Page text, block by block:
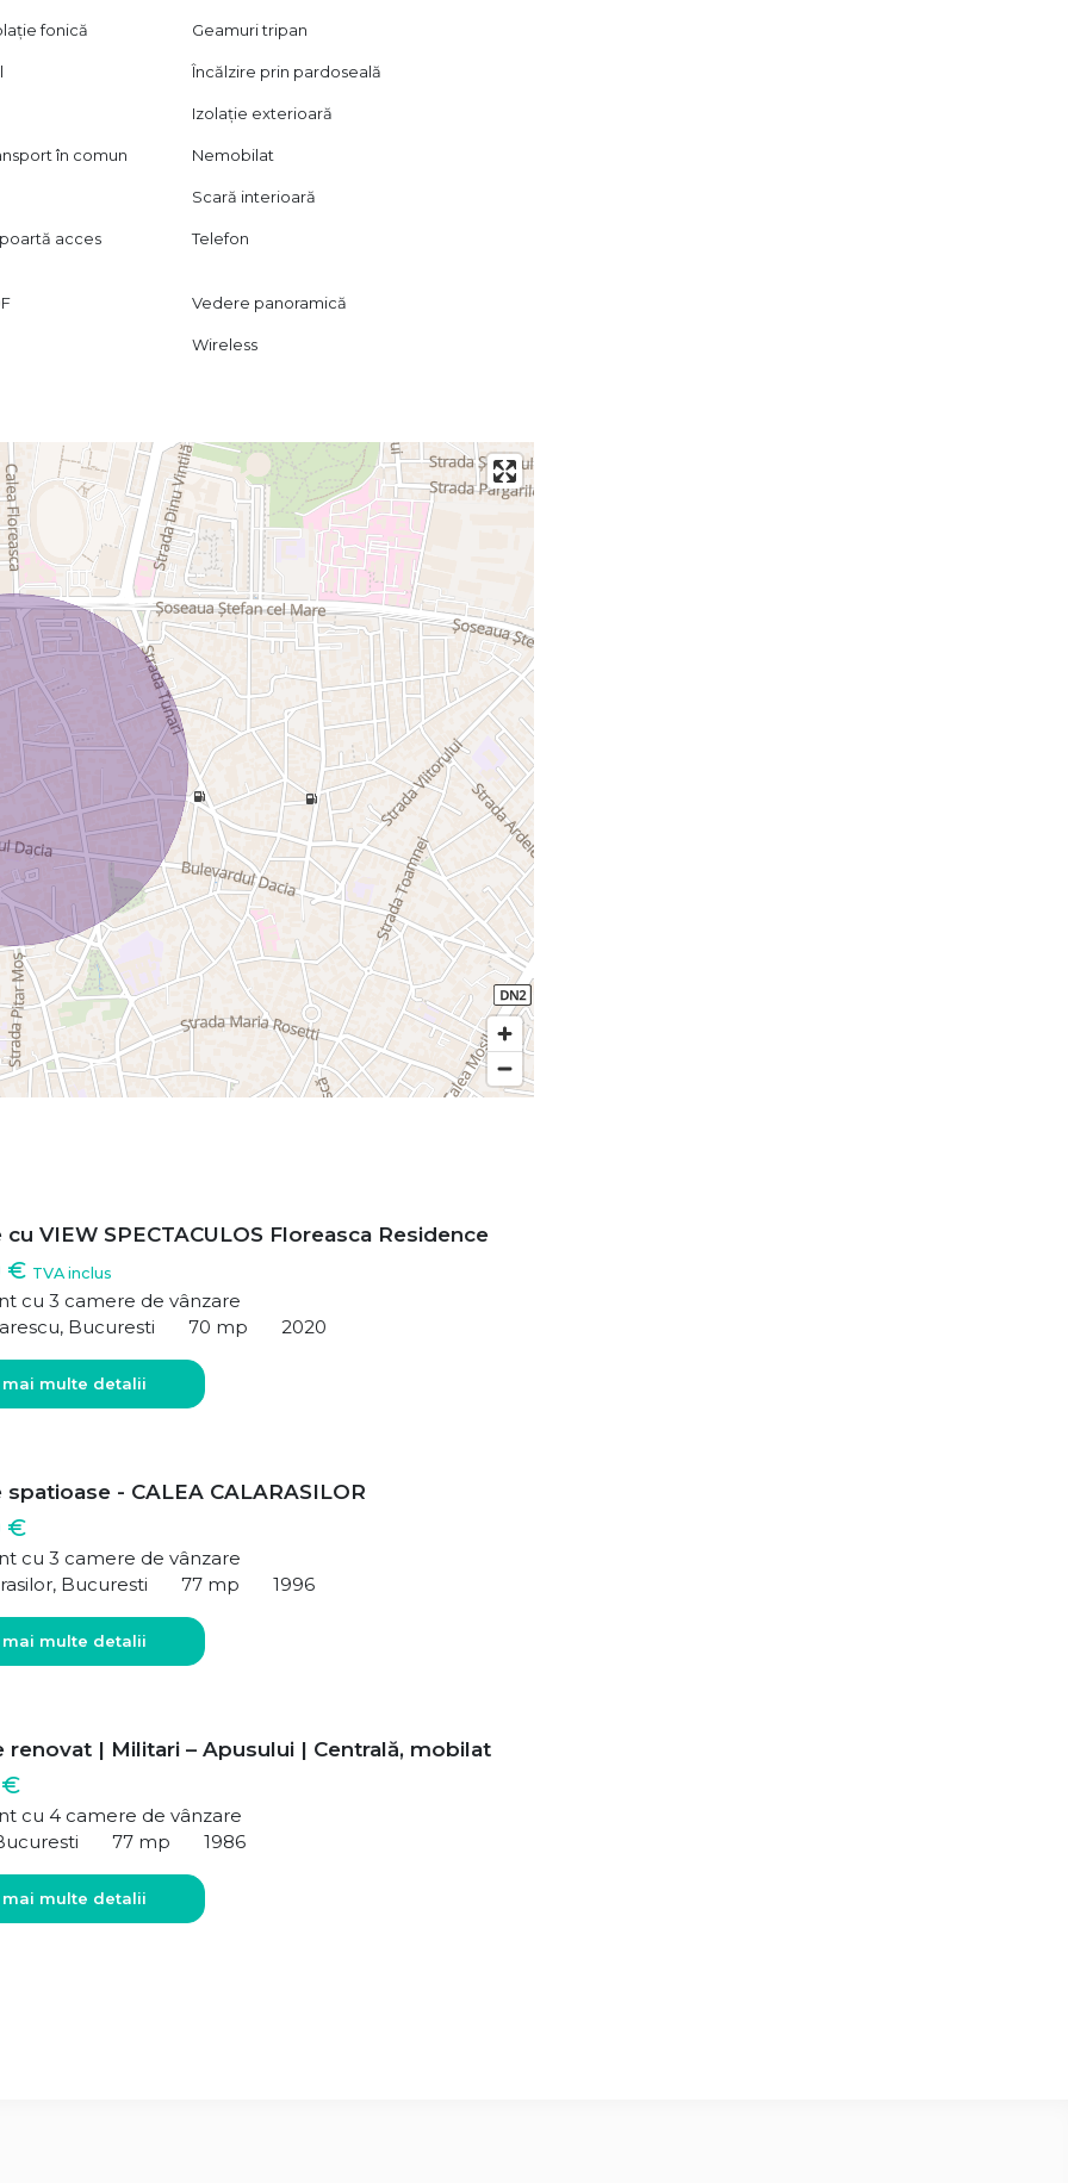
fonică Geamuri tripan
Încălzire prin pardoseală
Izolație exterioară
în comun Nemobilat
Scară interioară
acces
Telefon
Vedere panoramică
Wireless
VIEW SPECTACULOS Floreasca Residence
€ TVA inclus
cu 3 camere de vânzare
Bucuresti
70 mp 2020
mai multe detalii
- CALEA CALARASILOR
€
cu 3 camere de vânzare
Bucuresti
77 mp 1996
mai multe detalii
renovat | Militari – Apusului | Centrală, mobilat
€
cu 4 camere de vânzare
77 mp 1986
mai multe detalii